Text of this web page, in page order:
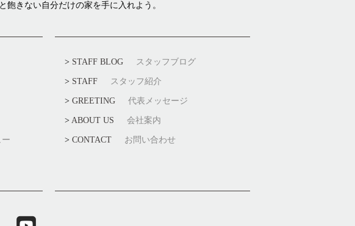
きない自分だけの家を手に入れよう。
STAFF BLOG スタッフブログ
STAFF スタッフ紹介
GREETING 代表メッセージ
ABOUT US 会社案内
CONTACT お問い合わせ